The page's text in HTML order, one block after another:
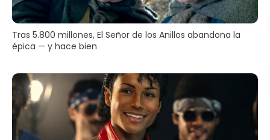
Tras 5.800 millones, El Señor de los Anillos abandona la
épica — y hace bien